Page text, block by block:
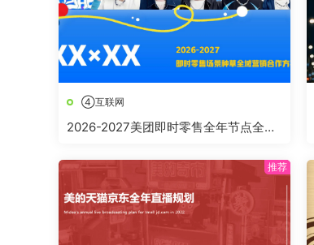
④互联网
2026-2027美团即时零售全年节点全域